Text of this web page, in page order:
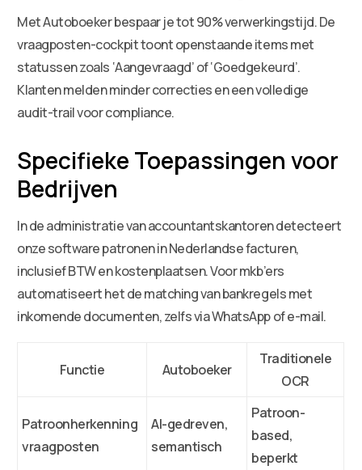
Met Autoboeker bespaar je tot 90% verwerkingstijd. De
vraagposten-cockpit toont openstaande items met
statussen zoals ‘Aangevraagd’ of ‘Goedgekeurd’.
Klanten melden minder correcties en een volledige
audit-trail voor compliance.
Specifieke Toepassingen voor
Bedrijven
In de administratie van accountantskantoren detecteert
onze software patronen in Nederlandse facturen,
inclusief BTW en kostenplaatsen. Voor mkb’ers
automatiseert het de matching van bankregels met
inkomende documenten, zelfs via WhatsApp of e-mail.
Functie Autoboeker
Traditionele
OCR
Patroonherkenning
vraagposten
AI-gedreven,
semantisch
Patroon-
based,
beperkt